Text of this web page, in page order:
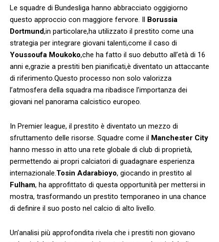
Le squadre di Bundesliga hanno abbracciato oggigiorno⁣
questo approccio con⁣ maggiore fervore. Il Borussia
Dortmund,in ⁢particolare,ha utilizzato ‍il prestito come una
strategia ⁢per integrare giovani talenti,come il caso ⁢di
Youssoufa Moukoko,che ha fatto il ​suo debutto all’età di 16
anni e,grazie a prestiti ben pianificati,è diventato un attaccante
di riferimento.Questo processo non solo valorizza
l’atmosfera della squadra ma ribadisce l’importanza dei
giovani‍ nel⁣ panorama calcistico europeo.
In Premier league, il prestito è ⁢diventato un mezzo di
sfruttamento delle risorse. Squadre come il Manchester City
‍hanno messo in atto una rete globale di ⁤club di proprietà,
permettendo ai propri​ calciatori di guadagnare ​esperienza
internazionale. Tosin Adarabioyo, giocando in prestito al
Fulham, ‌ha approfittato di questa opportunità per mettersi in
mostra, trasformando un prestito temporaneo in⁤ una chance
di definire il suo ‍posto nel calcio di‌ alto livello.
Un’analisi ⁢più approfondita rivela che i prestiti non giovano⁣